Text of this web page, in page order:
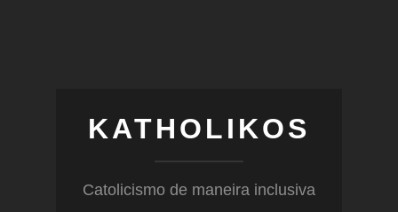
KATHOLIKOS
Catolicismo de maneira inclusiva